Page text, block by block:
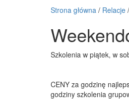
Strona główna / Relacje /
Szkolenia w piątek, w
CENY za godzinę
godziny szkolenia